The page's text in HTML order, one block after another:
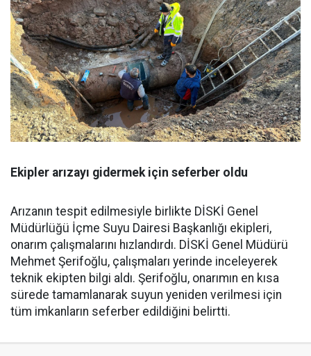
Ekipler arızayı gidermek için seferber oldu
Arızanın tespit edilmesiyle birlikte DİSKİ Genel
Müdürlüğü İçme Suyu Dairesi Başkanlığı ekipleri,
onarım çalışmalarını hızlandırdı. DİSKİ Genel Müdürü
Mehmet Şerifoğlu, çalışmaları yerinde inceleyerek
teknik ekipten bilgi aldı. Şerifoğlu, onarımın en kısa
sürede tamamlanarak suyun yeniden verilmesi için
tüm imkanların seferber edildiğini belirtti.